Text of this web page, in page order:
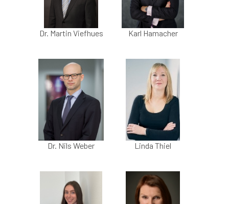
Rechtsgebiete
Auszeichnungen/
Nominierungen
Kanzleibroschüre 2021
Web-Ansicht PC
Dr. Martin Viefhues Karl Hamacher
Dr. Nils Weber Linda Thiel